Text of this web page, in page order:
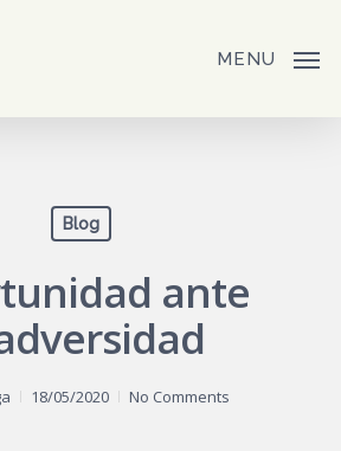
MENU
Blog
ante
18/05/2020 No Comments